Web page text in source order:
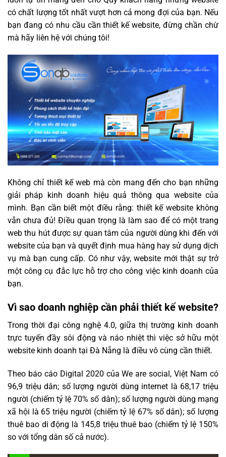
có chất lượng tốt nhất vượt hơn cả mong đợi của bạn. Nếu
bạn đang có nhu cầu cần thiết kế website, đừng chần chừ
mà hãy liên hệ với chúng tôi!
Không chỉ thiết kế web mà còn mang đến cho bạn những
giải pháp kinh doanh hiệu quả thông qua website của
mình. Bạn cần biết một điều rằng: thiết kế website không
vẫn chưa đủ! Điều quan trọng là làm sao để có một trang
web thu hút được sự quan tâm của người dùng khi đến với
website của bạn và quyết định mua hàng hay sử dụng dịch
vụ mà bạn cung cấp. Có như vậy, website mới thật sự trở
một công cụ đắc lực hỗ trợ cho công việc kinh doanh của
bạn.
Vì sao doanh nghiệp cần phải thiết kế website?
Trong thời đại công nghệ 4.0, giữa thị trường kinh doanh
trực tuyến đầy sôi động và náo nhiệt thì việc sở hữu một
website kinh doanh tại Đà Nẵng là điều vô cùng cần thiết.
Theo báo cáo Digital 2020 của We are social, Việt Nam có
96,9 triệu dân; số lượng người dùng internet là 68,17 triệu
người (chiếm tỷ lệ 70% số dân); số lượng người dùng mạng
xã hội là 65 triệu người (chiếm tỷ lệ 67% số dân); số lượng
thuê bao di động là 145,8 triệu thuê bao (chiếm tỷ lệ 150%
so với tổng dân số cả nước).